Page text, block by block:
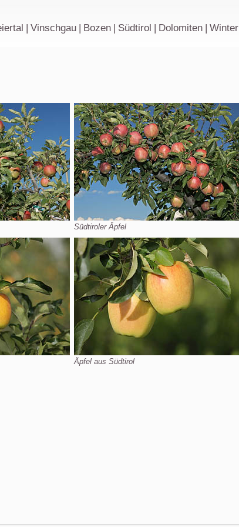
| Vinschgau | Bozen | Südtirol | Dolomiten | Winter
Südtiroler Äpfel
Äpfel aus Südtirol